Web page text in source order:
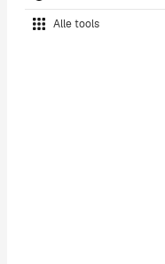
Alle tools